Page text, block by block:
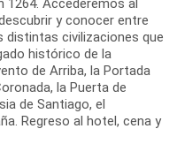
Accederemos al
y conocer entre
distintas civilizaciones que
histórico de la
de Arriba, la Portada
la Puerta de
de Santiago, el
Regreso al hotel, cena y